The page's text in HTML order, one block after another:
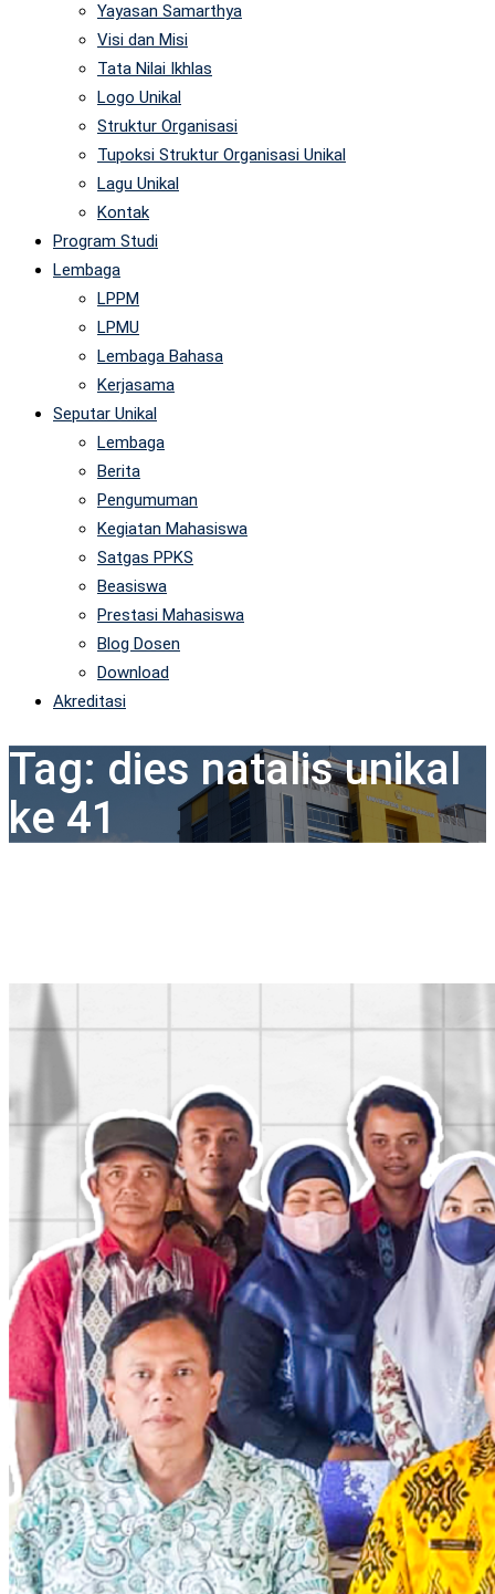
Yayasan Samarthya
Visi dan Misi
Tata Nilai Ikhlas
Logo Unikal
Struktur Organisasi
Tupoksi Struktur Organisasi Unikal
Lagu Unikal
Kontak
Program Studi
Lembaga
LPPM
LPMU
Lembaga Bahasa
Kerjasama
Seputar Unikal
Lembaga
Berita
Pengumuman
Kegiatan Mahasiswa
Satgas PPKS
Beasiswa
Prestasi Mahasiswa
Blog Dosen
Download
Akreditasi
Tag: dies natalis unikal
ke 41